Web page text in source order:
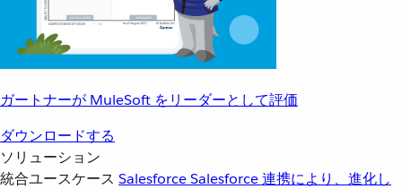
ガートナーが MuleSoft をリーダーとして評価
ダウンロードする
ソリューション
統合ユースケース SalesforceSalesforce 連携により、進化し